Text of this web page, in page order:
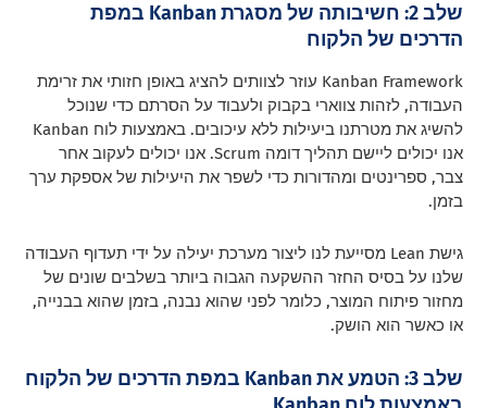
שלב 2: חשיבותה של מסגרת Kanban במפת
הדרכים של הלקוח
Kanban Framework עוזר לצוותים להציג באופן חזותי את זרימת
העבודה, לזהות צווארי בקבוק ולעבוד על הסרתם כדי שנוכל
להשיג את מטרתנו ביעילות ללא עיכובים. באמצעות לוח Kanban
אנו יכולים ליישם תהליך דומה Scrum. אנו יכולים לעקוב אחר
צבר, ספרינטים ומהדורות כדי לשפר את היעילות של אספקת ערך
בזמן.
גישת Lean מסייעת לנו ליצור מערכת יעילה על ידי תעדוף העבודה
שלנו על בסיס החזר ההשקעה הגבוה ביותר בשלבים שונים של
מחזור פיתוח המוצר, כלומר לפני שהוא נבנה, בזמן שהוא בבנייה,
או כאשר הוא הושק.
שלב 3: הטמע את Kanban במפת הדרכים של הלקוח